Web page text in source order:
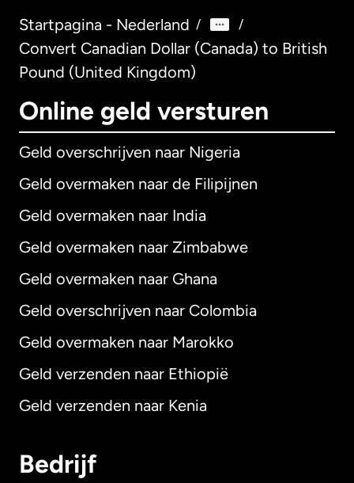
Startpagina - Nederland / /
Convert Canadian Dollar (Canada) to British
Pound (United Kingdom)
Online geld versturen
Geld overschrijven naar Nigeria
Geld overmaken naar de Filipijnen
Geld overmaken naar India
Geld overmaken naar Zimbabwe
Geld overmaken naar Ghana
Geld overschrijven naar Colombia
Geld overmaken naar Marokko
Geld verzenden naar Ethiopië
Geld verzenden naar Kenia
Bedrijf